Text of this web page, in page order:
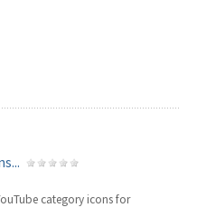
category icons for